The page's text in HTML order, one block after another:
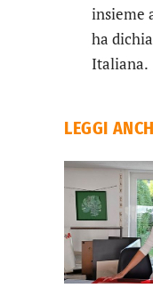
insieme
ha
Italiana.
LEGGI